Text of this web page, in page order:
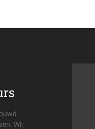
Wij
de
is
is.